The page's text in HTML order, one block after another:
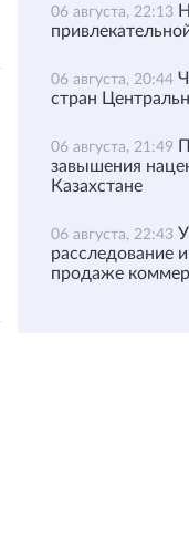
06 августа, 22:13
06 августа, 20:44
стран
06 августа, 21:49
завышения
Казахстане
06 августа, 22:43
продаже